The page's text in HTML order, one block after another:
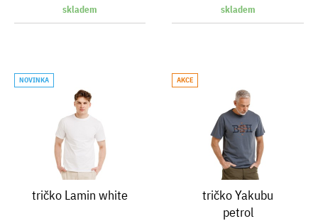
skladem skladem
NOVINKA
tričko Lamin white
AKCE
tričko Yakubu
petrol